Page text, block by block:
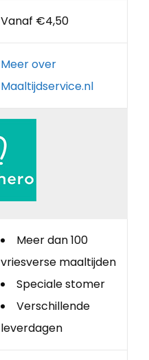
Vanaf €4,50
Meer over
Maaltijdservice.nl
Meer dan 100
vriesverse maaltijden
Speciale stomer
Verschillende
leverdagen